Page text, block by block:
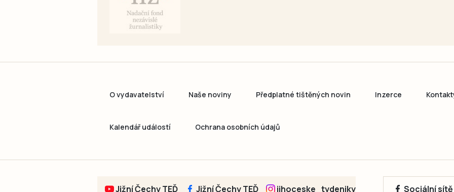
O vydavatelství Naše noviny Předplatné tištěných novin Inzerce
Kalendář událostí Ochrana osobních údajů
Jižní Čechy TEĎ Jižní Čechy TEĎ jihoceske_tydeniky Sociální